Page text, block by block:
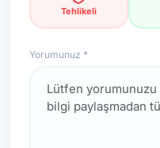
Tehlikeli
Yorumunuz *